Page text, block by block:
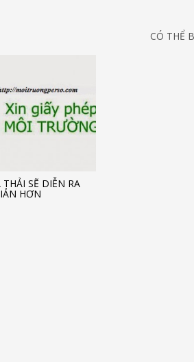
CÓ THỂ
THẢI SẼ DIỄN RA
HƠN